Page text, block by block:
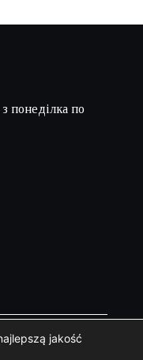
понеділка по
s.c.
jakość